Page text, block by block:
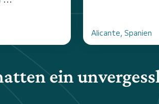
Alicante, Spanien
ein